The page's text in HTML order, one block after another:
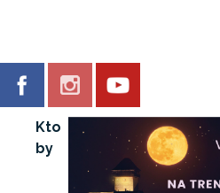
Kto
by